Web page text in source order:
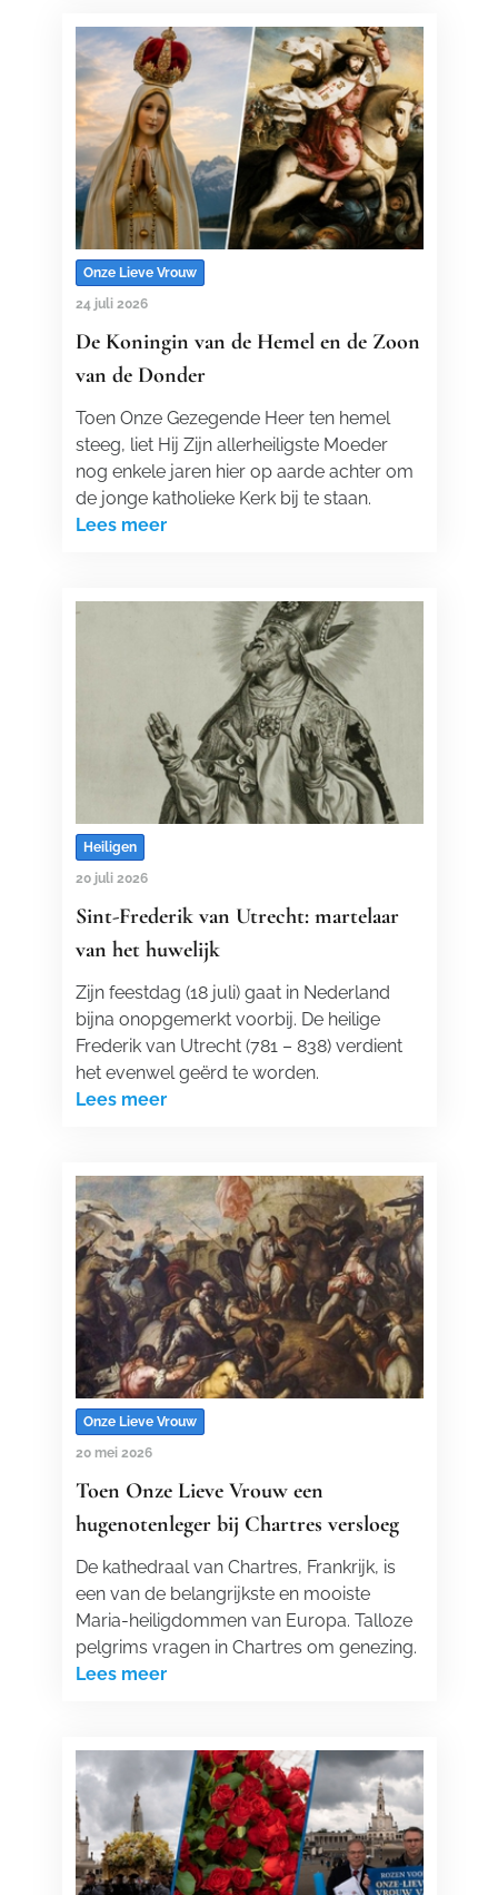
Onze Lieve Vrouw
24 juli 2026
De Koningin van de Hemel en de Zoon
van de Donder
Toen Onze Gezegende Heer ten hemel
steeg, liet Hij Zijn allerheiligste Moeder
nog enkele jaren hier op aarde achter om
de jonge katholieke Kerk bij te staan.
Lees meer
Heiligen
20 juli 2026
Sint-Frederik van Utrecht: martelaar
van het huwelijk
Zijn feestdag (18 juli) gaat in Nederland
bijna onopgemerkt voorbij. De heilige
Frederik van Utrecht (781 – 838) verdient
het evenwel geërd te worden.
Lees meer
Onze Lieve Vrouw
20 mei 2026
Toen Onze Lieve Vrouw een
hugenotenleger bij Chartres versloeg
De kathedraal van Chartres, Frankrijk, is
een van de belangrijkste en mooiste
Maria-heiligdommen van Europa. Talloze
pelgrims vragen in Chartres om genezing.
Lees meer